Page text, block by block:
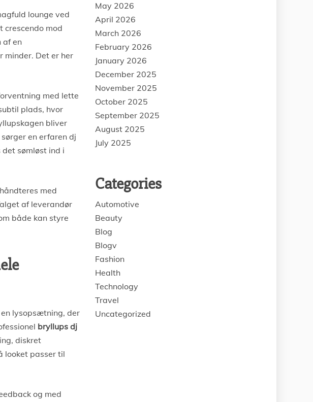
lounge ved
crescendo mod
af en
minder. Det er her
med lette
plads, hvor
bliver
en erfaren dj
sømløst ind i
med
af leverandør
både kan styre
lysopsætning, der
bryllups dj
diskret
looket passer til
og med
May 2026
April 2026
March 2026
February 2026
January 2026
December 2025
November 2025
October 2025
September 2025
August 2025
July 2025
Categories
Automotive
Beauty
Blog
Blogv
Fashion
Health
Technology
Travel
Uncategorized